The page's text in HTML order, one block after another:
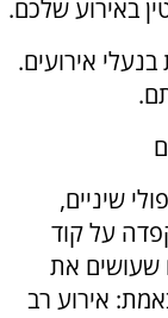
באירוע שלכם.
אירועים.
שיניים,
על קוד
שעושים את
אירוע רב